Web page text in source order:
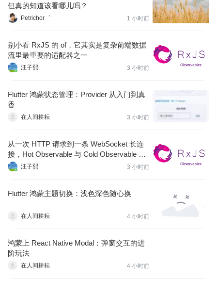
但真的知道该看哪儿吗？
Petrichor゜ 1 小时前
别小看 RxJS 的 of，它其实是复杂前端数据
流里最重要的适配器之一
汪子熙 3 小时前
Flutter 鸿蒙状态管理：Provider 从入门到真
香
在人间耕耘 3 小时前
从一次 HTTP 请求到一条 WebSocket 长连
接，Hot Observable 与 Cold Observable 在
复杂前端项目里的真正分工
汪子熙 3 小时前
Flutter 鸿蒙主题切换：浅色深色随心换
在人间耕耘 4 小时前
鸿蒙上 React Native Modal：弹窗交互的进
阶玩法
在人间耕耘 4 小时前